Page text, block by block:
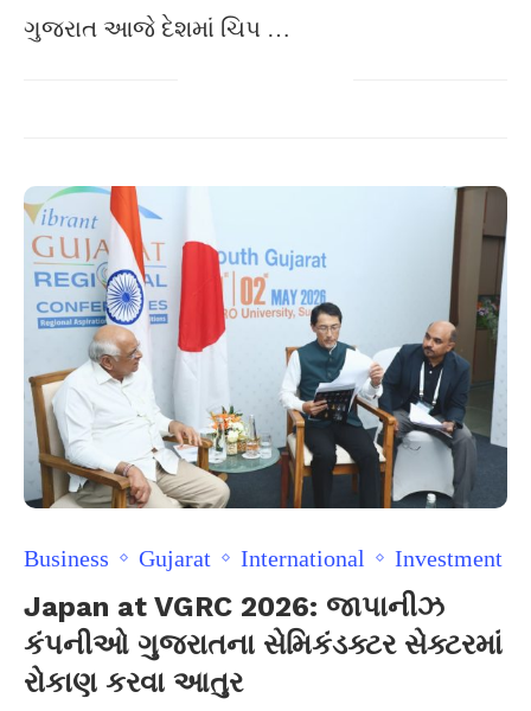
ગુજરાત આજે દેશમાં ચિપ …
Business Gujarat International Investment
Japan at VGRC 2026: જાપાનીઝ
કંપનીઓ ગુજરાતના સેમિકંડક્ટર સેક્ટરમાં
રોકાણ કરવા આતુર